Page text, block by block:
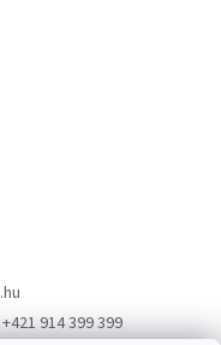
914 399 399